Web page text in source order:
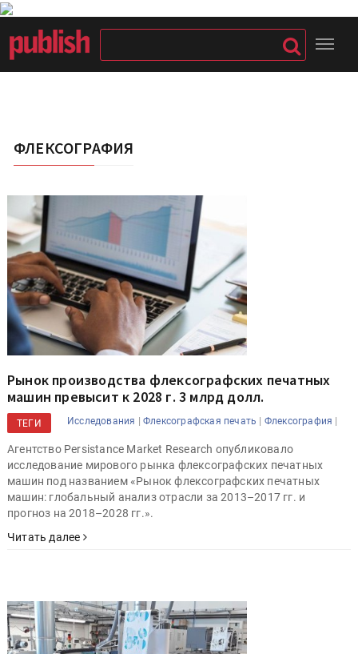
ФЛЕКСОГРАФИЯ
Рынок производства флексографских печатных
машин превысит к 2028 г. 3 млрд долл.
ТЕГИ Исследования |Флексографская печать | Флексография |
Агентство Persistance Market Research опубликовало
исследование мирового рынка флексографских печатных
машин под названием «Рынок флексографских печатных
машин: глобальный анализ отрасли за 2013–2017 гг. и
прогноз на 2018–2028 гг.».
Читать далее